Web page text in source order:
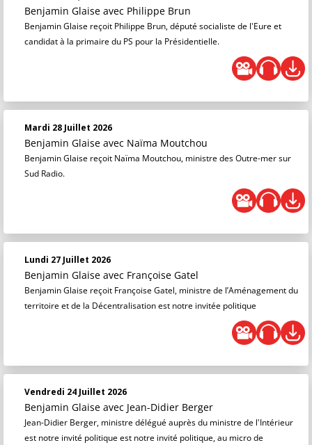
Benjamin Glaise avec Philippe Brun
Benjamin Glaise reçoit Philippe Brun, député socialiste de l'Eure et
candidat à la primaire du PS pour la Présidentielle.
Mardi 28 Juillet 2026
Benjamin Glaise avec Naïma Moutchou
Benjamin Glaise reçoit Naïma Moutchou, ministre des Outre-mer sur
Sud Radio.
Lundi 27 Juillet 2026
Benjamin Glaise avec Françoise Gatel
Benjamin Glaise reçoit Françoise Gatel, ministre de l’Aménagement du
territoire et de la Décentralisation est notre invitée politique
Vendredi 24 Juillet 2026
Benjamin Glaise avec Jean-Didier Berger
Jean-Didier Berger, ministre délégué auprès du ministre de l'Intérieur
est notre invité politique est notre invité politique, au micro de